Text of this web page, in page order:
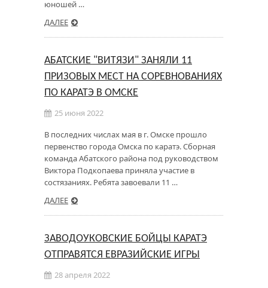
юношей …
ДАЛЕЕ
АБАТСКИЕ "ВИТЯЗИ" ЗАНЯЛИ 11
ПРИЗОВЫХ МЕСТ НА СОРЕВНОВАНИЯХ
ПО КАРАТЭ В ОМСКЕ
25 июня 2022
В последних числах мая в г. Омске прошло
первенство города Омска по каратэ. Сборная
команда Абатского района под руководством
Виктора Подкопаева приняла участие в
состязаниях. Ребята завоевали 11 …
ДАЛЕЕ
ЗАВОДОУКОВСКИЕ БОЙЦЫ КАРАТЭ
ОТПРАВЯТСЯ ЕВРАЗИЙСКИЕ ИГРЫ
28 апреля 2022